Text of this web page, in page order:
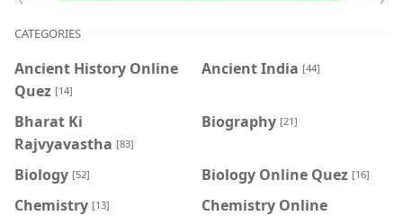
CATEGORIES
Ancient History Online
Quez [14]
Ancient India [44]
Bharat Ki
Rajvyavastha [83]
Biography [21]
Biology [52] Biology Online Quez [16]
Chemistry [13]
Chemistry Online